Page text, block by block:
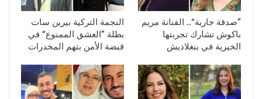
“صدقة جارية”.. الفنانة مريم
باكوش تشارك تجربتها
الخيرية في بنغلاديش
النجمة التركية بيرين سات
بطلة “العشق الممنوع” في
قبضة الأمن بتهم المخدرات